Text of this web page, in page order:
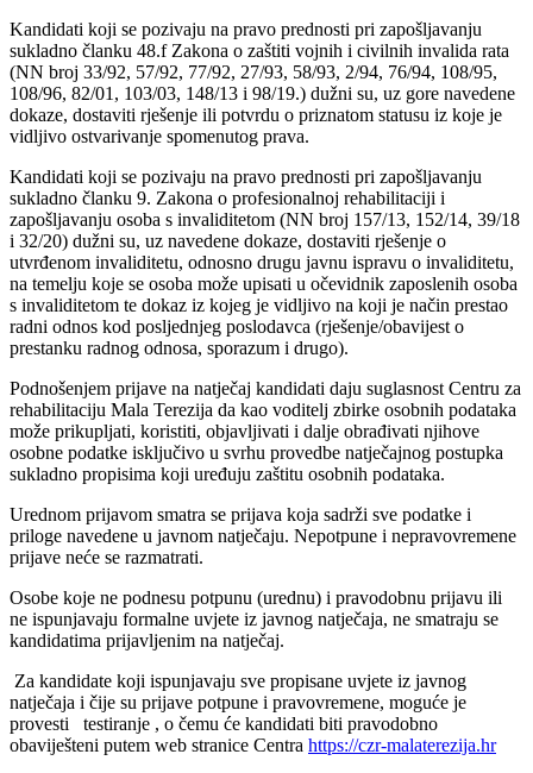
Kandidati koji se pozivaju na pravo prednosti pri zapošljavanju
sukladno članku 48.f Zakona o zaštiti vojnih i civilnih invalida rata
(NN broj 33/92, 57/92, 77/92, 27/93, 58/93, 2/94, 76/94, 108/95,
108/96, 82/01, 103/03, 148/13 i 98/19.) dužni su, uz gore navedene
dokaze, dostaviti rješenje ili potvrdu o priznatom statusu iz koje je
vidljivo ostvarivanje spomenutog prava.
Kandidati koji se pozivaju na pravo prednosti pri zapošljavanju
sukladno članku 9. Zakona o profesionalnoj rehabilitaciji i
zapošljavanju osoba s invaliditetom (NN broj 157/13, 152/14, 39/18
i 32/20) dužni su, uz navedene dokaze, dostaviti rješenje o
utvrđenom invaliditetu, odnosno drugu javnu ispravu o invaliditetu,
na temelju koje se osoba može upisati u očevidnik zaposlenih osoba
s invaliditetom te dokaz iz kojeg je vidljivo na koji je način prestao
radni odnos kod posljednjeg poslodavca (rješenje/obavijest o
prestanku radnog odnosa, sporazum i drugo).
Podnošenjem prijave na natječaj kandidati daju suglasnost Centru za
rehabilitaciju Mala Terezija da kao voditelj zbirke osobnih podataka
može prikupljati, koristiti, objavljivati i dalje obrađivati njihove
osobne podatke isključivo u svrhu provedbe natječajnog postupka
sukladno propisima koji uređuju zaštitu osobnih podataka.
Urednom prijavom smatra se prijava koja sadrži sve podatke i
priloge navedene u javnom natječaju. Nepotpune i nepravovremene
prijave neće se razmatrati.
Osobe koje ne podnesu potpunu (urednu) i pravodobnu prijavu ili
ne ispunjavaju formalne uvjete iz javnog natječaja, ne smatraju se
kandidatima prijavljenim na natječaj.
Za kandidate koji ispunjavaju sve propisane uvjete iz javnog
natječaja i čije su prijave potpune i pravovremene, moguće je
provesti testiranje , o čemu će kandidati biti pravodobno
obaviješteni putem web stranice Centra https://czr-malaterezija.hr